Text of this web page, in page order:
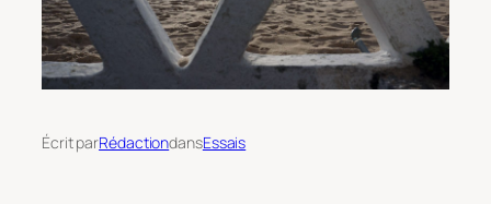
Écrit parRédactiondansEssais